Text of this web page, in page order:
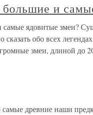
и
ядовитые змеи?
обо всех
змеи, длиной до
древние наши